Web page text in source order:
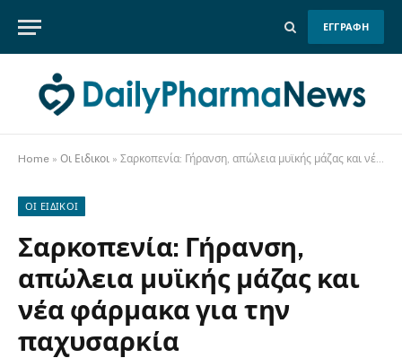
ΕΓΓΡΑΦΗ
Home » Οι Ειδικοι » Σαρκοπενία: Γήρανση, απώλεια μυϊκής μάζας και νέα φάρμακα για την παχυσαρκία
ΟΙ ΕΙΔΙΚΟΙ
Σαρκοπενία: Γήρανση,
απώλεια μυϊκής μάζας και
νέα φάρμακα για την
παχυσαρκία